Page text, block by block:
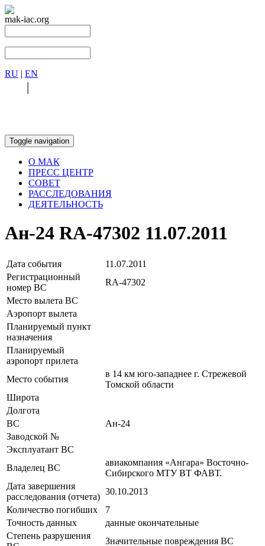
mak-iac.org
RU | EN
|
Toggle navigation
О МАК
ПРЕСС ЦЕНТР
СОВЕТ
РАССЛЕДОВАНИЯ
ДЕЯТЕЛЬНОСТЬ
Ан-24 RA-47302 11.07.2011
Дата события
11.07.2011
Регистрационный
номер ВС
RA-47302
Место вылета ВС
Аэропорт вылета
Планируемый пункт
назначения
Планируемый
аэропорт прилета
Место события
в 14 км юго-западнее г. Стрежевой
Томской области
Широта
Долгота
ВС
Ан-24
Заводской №
Эксплуатант ВС
Владелец ВС
авиакомпания «Ангара» Восточно-
Сибирского МТУ ВТ ФАВТ.
Дата завершения
расследования (отчета)
30.10.2013
Количество погибших
7
Точность данных
данные окончательные
Степень разрушения
Значительные повреждения ВС